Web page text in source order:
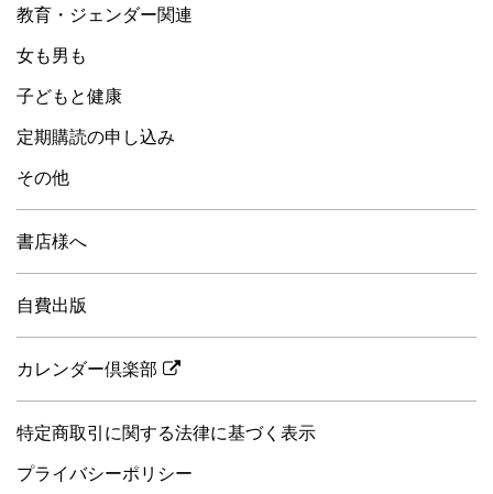
教育・ジェンダー関連
女も男も
子どもと健康
定期購読の申し込み
その他
書店様へ
自費出版
カレンダー倶楽部
特定商取引に関する法律に基づく表示
プライバシーポリシー